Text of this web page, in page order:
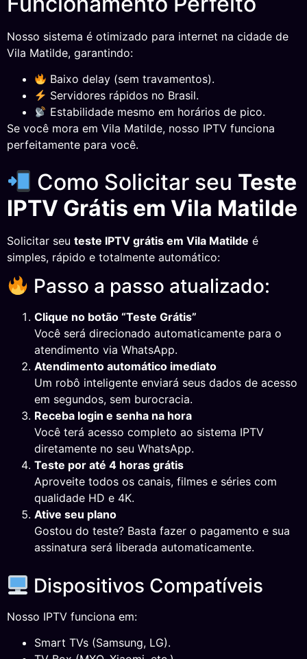
Nosso sistema é otimizado para internet na cidade de
Vila Matilde, garantindo:
Baixo delay (sem travamentos).
Servidores rápidos no Brasil.
Estabilidade mesmo em horários de pico.
Se você mora em Vila Matilde, nosso IPTV funciona
perfeitamente para você.
Como Solicitar seu Teste
IPTV Grátis em Vila Matilde
Solicitar seu teste IPTV grátis em Vila Matilde é
simples, rápido e totalmente automático:
Passo a passo atualizado:
Clique no botão “Teste Grátis”
Você será direcionado automaticamente para o
atendimento via WhatsApp.
Atendimento automático imediato
Um robô inteligente enviará seus dados de acesso
em segundos, sem burocracia.
Receba login e senha na hora
Você terá acesso completo ao sistema IPTV
diretamente no seu WhatsApp.
Teste por até 4 horas grátis
Aproveite todos os canais, filmes e séries com
qualidade HD e 4K.
Ative seu plano
Gostou do teste? Basta fazer o pagamento e sua
assinatura será liberada automaticamente.
Dispositivos Compatíveis
Nosso IPTV funciona em:
Smart TVs (Samsung, LG).